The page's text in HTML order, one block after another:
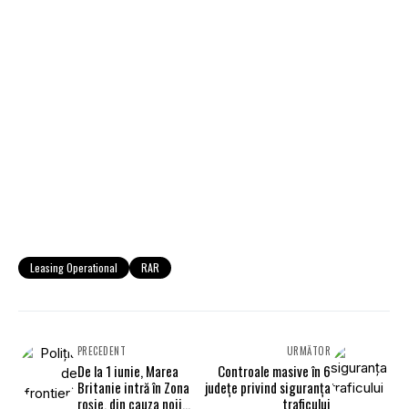
Leasing Operational RAR
PRECEDENT
De la 1 iunie, Marea
Britanie intră în Zona
roșie, din cauza noii
URMĂTOR
Controale masive în 6
județe privind siguranța
traficului